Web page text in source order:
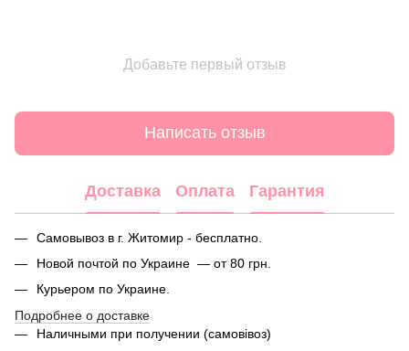
Добавьте первый отзыв
Написать отзыв
Доставка Оплата Гарантия
Самовывоз в г. Житомир - бесплатно.
Новой почтой по Украине — от 80 грн.
Курьером по Украине.
Подробнее о доставке
Наличными при получении (самовівоз)